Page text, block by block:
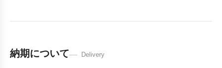
納期について Delivery